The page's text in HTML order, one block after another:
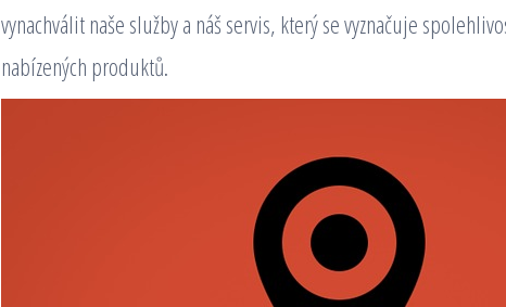
vynachválit naše služby a náš servis, který se vyznačuje
nabízených produktů.